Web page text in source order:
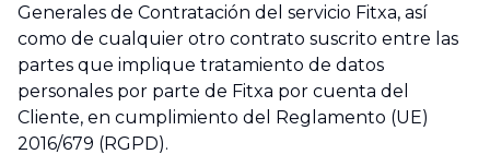
Generales de Contratación del servicio Fitxa, así
como de cualquier otro contrato suscrito entre las
partes que implique tratamiento de datos
personales por parte de Fitxa por cuenta del
Cliente, en cumplimiento del Reglamento (UE)
2016/679 (RGPD).